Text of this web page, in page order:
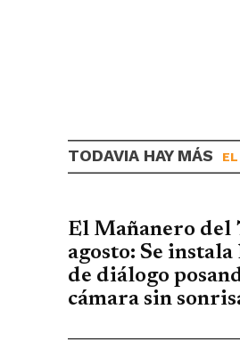
TODAVIA HAY MÁS
El Mañanero del
agosto: Se instala
de diálogo
cámara sin